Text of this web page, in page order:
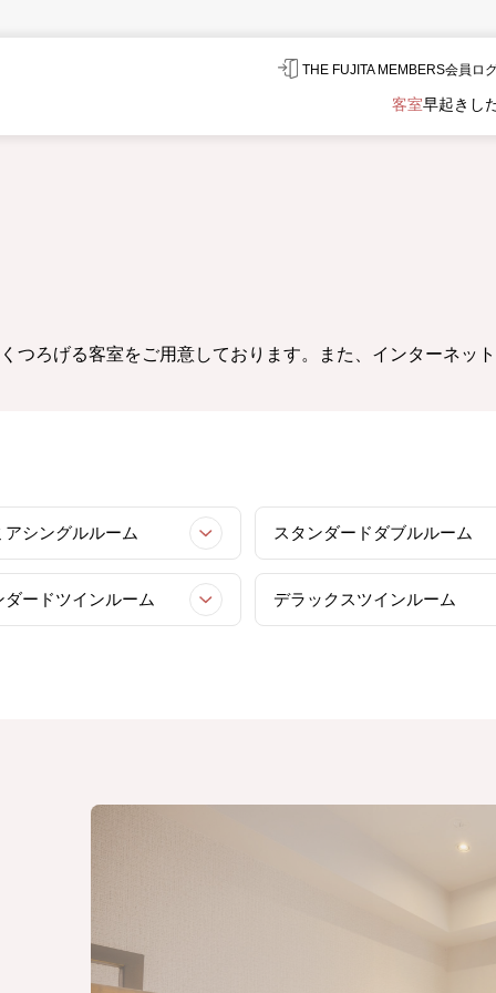
THE FUJITA MEMBERS会員ロ
客室早起きし
つろげる客室をご用意しております。また、インターネッ
アシングルルーム スタンダードダブルルーム
ダードツインルーム デラックスツインルーム